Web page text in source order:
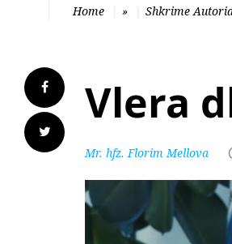
Home » Shkrime
Vlera
Mr. hfz. Florim Mellova